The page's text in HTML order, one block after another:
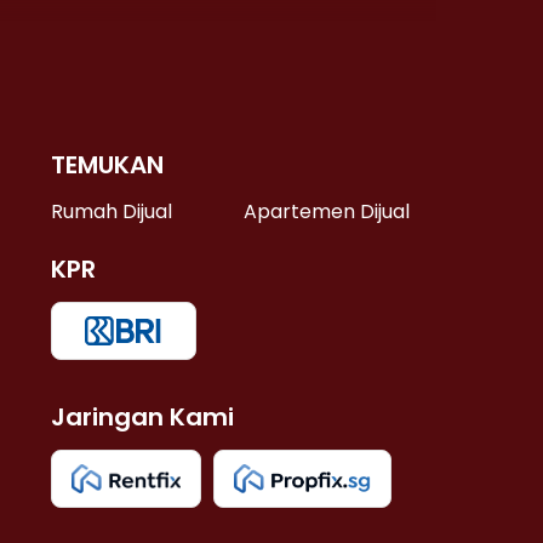
TEMUKAN
Rumah Dijual Apartemen Dijual
KPR
Jaringan Kami